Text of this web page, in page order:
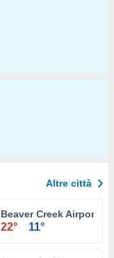
Altre città
Beaver Creek Airport
22° 11°